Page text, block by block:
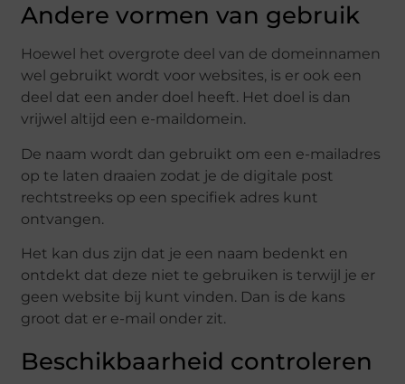
Andere vormen van gebruik
Hoewel het overgrote deel van de domeinnamen
wel gebruikt wordt voor websites, is er ook een
deel dat een ander doel heeft. Het doel is dan
vrijwel altijd een e-maildomein.
De naam wordt dan gebruikt om een e-mailadres
op te laten draaien zodat je de digitale post
rechtstreeks op een specifiek adres kunt
ontvangen.
Het kan dus zijn dat je een naam bedenkt en
ontdekt dat deze niet te gebruiken is terwijl je er
geen website bij kunt vinden. Dan is de kans
groot dat er e-mail onder zit.
Beschikbaarheid controleren